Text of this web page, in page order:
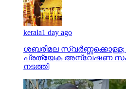
kerala1 day ago
ശബരിമല സ്വര്‍ണ്ണക്കൊള്ള;
പ്രത്യേക അന്വേഷണ
നടത്തി